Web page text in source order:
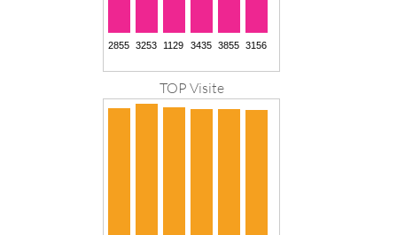
TOP Visite